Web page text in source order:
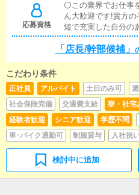
応募資格
⚪この業界でお仕事
ん大歓迎です!貴方
短で充実した自分の
ださい!⚪未経験の
は決して思わないで
は未経験者なのです
と実行力でしかない
上であれば上限はあ
「店長/幹部候補」
こだわり条件
正社員 アルバイト 土日のみ可
社会保険完備
交通費支給 寮・社宅
経験者歓迎
シニア歓迎 学歴不問
車･バイク通勤可
制服貸与 入社祝
検討中に追加